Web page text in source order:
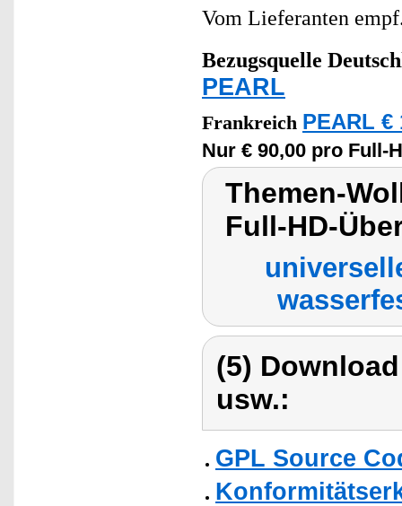
Vom Lieferanten
Bezugsquelle
PEARL
Frankreich PEARL €
Nur € 90,00 pro Full-
Themen-
Full-HD-
(5)
usw.:
GPL Source